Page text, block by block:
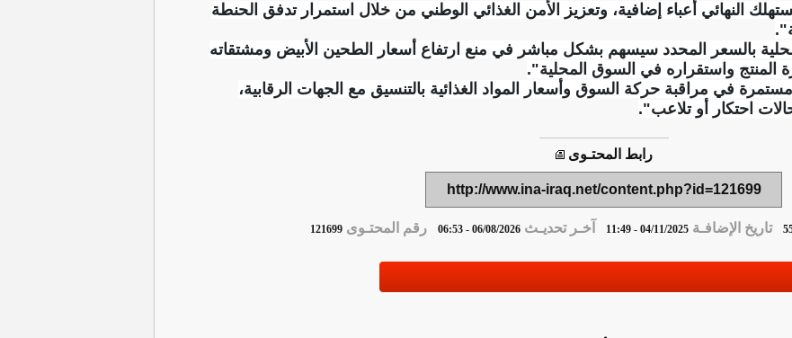
النهائي أعباء إضافية، وتعزيز الأمن الغذائي الوطني من خلال استمرار تدفق الحنطة
بالسعر المحدد سيسهم بشكل مباشر في منع ارتفاع أسعار الطحين الأبيض ومشتقاته
المنتج واستقراره في السوق المحلية".
في مراقبة حركة السوق وأسعار المواد الغذائية بالتنسيق مع الجهات الرقابية،
احتكار أو تلاعب".
رابط المحتـوى
http://www.ina-iraq.net/content.php?id=121699
تاريخ الإضافـة04/11/2025 - 11:49 آخـر تحديـث06/08/2026 - 06:53 رقم المحتـوى121699